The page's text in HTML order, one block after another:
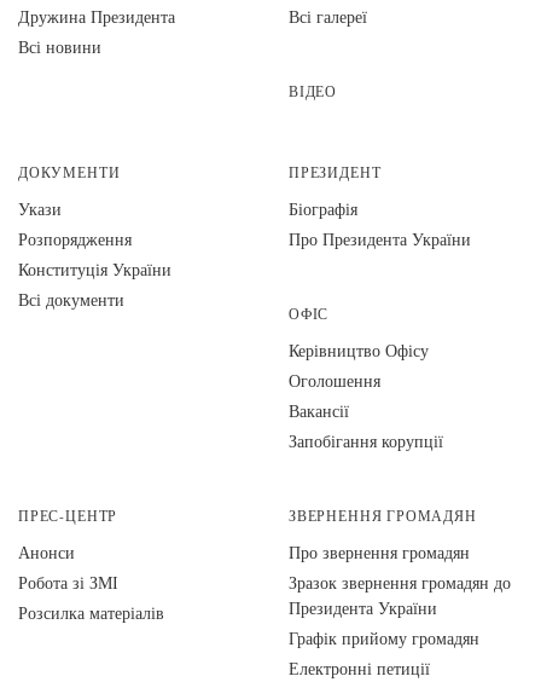
Дружина Президента
Всі новини
Всі галереї
ВІДЕО
ДОКУМЕНТИ
Укази
Розпорядження
Конституція України
Всі документи
ПРЕЗИДЕНТ
Біографія
Про Президента України
ОФІС
Керівництво Офісу
Оголошення
Вакансії
Запобігання корупції
ПРЕС-ЦЕНТР
Анонси
Робота зі ЗМІ
Розсилка матеріалів
ЗВЕРНЕННЯ ГРОМАДЯН
Про звернення громадян
Зразок звернення громадян до
Президента України
Графік прийому громадян
Електронні петиції